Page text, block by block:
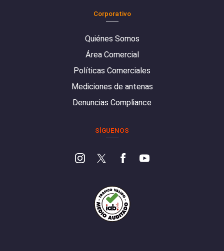
Corporativo
Quiénes Somos
Área Comercial
Políticas Comerciales
Mediciones de antenas
Denuncias Compliance
SÍGUENOS